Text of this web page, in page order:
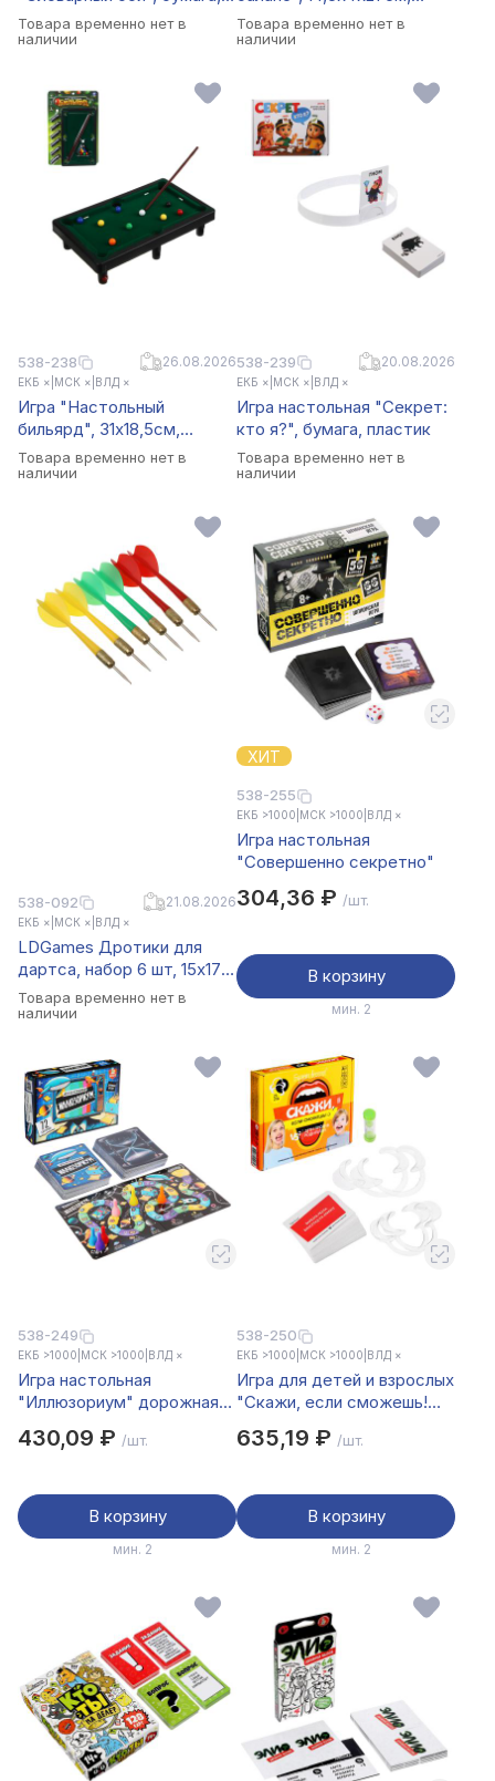
картон, пластик, металл
Товара временно нет в
наличии
пластик
Товара временно нет в
наличии
538-238 26.08.2026
ЕКБ × МСК × ВЛД ×
Игра "Настольный
бильярд", 31х18,5см,
пластик
Товара временно нет в
наличии
538-239 20.08.2026
ЕКБ × МСК × ВЛД ×
Игра настольная "Секрет:
кто я?", бумага, пластик
Товара временно нет в
наличии
538-092 21.08.2026
ЕКБ × МСК × ВЛД ×
LDGames Дротики для
дартса, набор 6 шт, 15х17
см, пластик, металл
Товара временно нет в
наличии
ХИТ
538-255
ЕКБ >1000 МСК >1000 ВЛД ×
Игра настольная
"Совершенно секретно"
304,36 ₽ /шт.
В корзину
мин. 2
538-249
ЕКБ >1000 МСК >1000 ВЛД ×
Игра настольная
"Иллюзориум" дорожная
430,09 ₽ /шт.
В корзину
мин. 2
538-250
ЕКБ >1000 МСК >1000 ВЛД ×
Игра для детей и взрослых
"Скажи, если сможешь!
635,19 ₽ /шт.
В корзину
мин. 2